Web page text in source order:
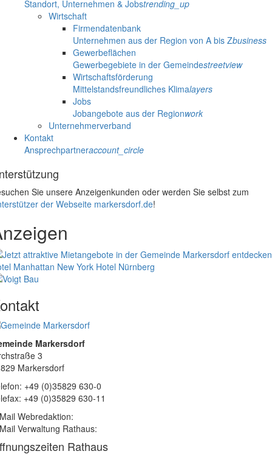
Standort, Unternehmen & Jobstrending_up
Wirtschaft
Firmendatenbank
Unternehmen aus der Region von A bis Zbusiness
Gewerbeflächen
Gewerbegebiete in der Gemeindestreetview
Wirtschaftsförderung
Mittelstandsfreundliches Klimalayers
Jobs
Jobangebote aus der Regionwork
Unternehmerverband
Kontakt
Ansprechpartneraccount_circle
Sie unsere Anzeigenkunden oder werden Sie selbst zum
der Webseite markersdorf.de!
Manhattan New York Hotel Nürnberg
Markersdorf
3
Markersdorf
+49 (0)35829 630-0
+49 (0)35829 630-11
Webredaktion:
Verwaltung Rathaus:
Rathaus